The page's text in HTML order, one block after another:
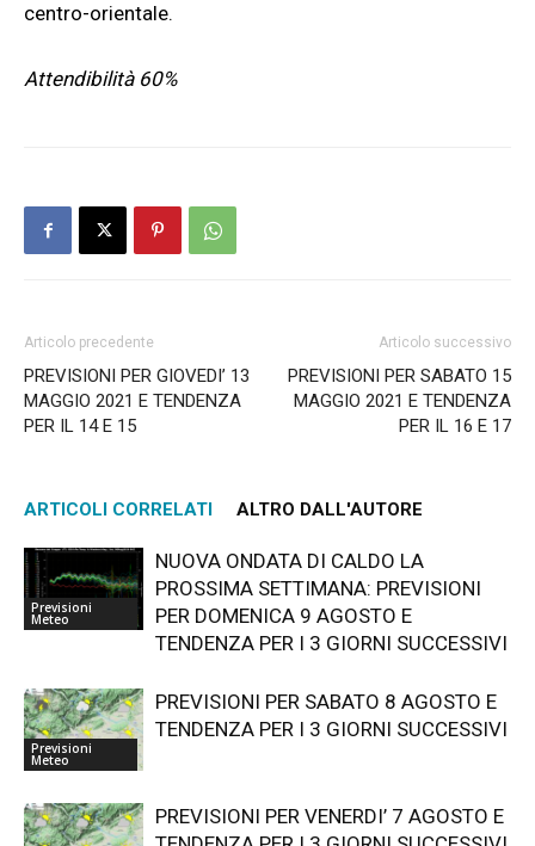
centro-orientale.
Attendibilità 60%
Articolo precedente
PREVISIONI PER GIOVEDI’ 13
MAGGIO 2021 E TENDENZA
PER IL 14 E 15
Articolo successivo
PREVISIONI PER SABATO 15
MAGGIO 2021 E TENDENZA
PER IL 16 E 17
ARTICOLI CORRELATI ALTRO DALL'AUTORE
Previsioni
Meteo
NUOVA ONDATA DI CALDO LA
PROSSIMA SETTIMANA: PREVISIONI
PER DOMENICA 9 AGOSTO E
TENDENZA PER I 3 GIORNI SUCCESSIVI
Previsioni
Meteo
PREVISIONI PER SABATO 8 AGOSTO E
TENDENZA PER I 3 GIORNI SUCCESSIVI
PREVISIONI PER VENERDI’ 7 AGOSTO E